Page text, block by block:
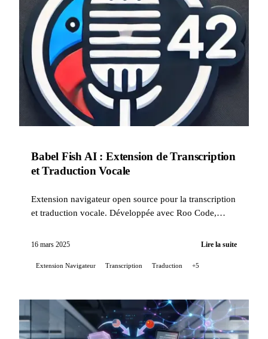
Babel Fish AI : Extension de Transcription
et Traduction Vocale
Extension navigateur open source pour la transcription
et traduction vocale. Développée avec Roo Code,
et Firefox.
16 mars 2025 Lire la suite
Extension Navigateur Transcription Traduction +5